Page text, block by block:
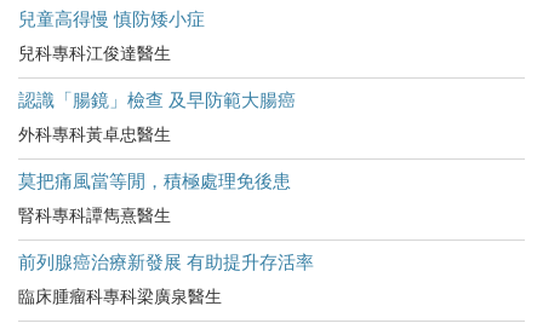
兒童高得慢 慎防矮小症
兒科專科江俊達醫生
認識「腸鏡」檢查 及早防範大腸癌
外科專科黃卓忠醫生
莫把痛風當等閒，積極處理免後患
腎科專科譚雋熹醫生
前列腺癌治療新發展 有助提升存活率
臨床腫瘤科專科梁廣泉醫生